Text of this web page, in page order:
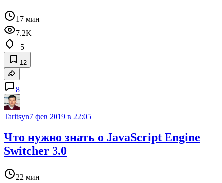
17 мин
7.2K
+5
12
8
Taritsyn7 фев 2019 в 22:05
Что нужно знать о JavaScript Engine
Switcher 3.0
22 мин